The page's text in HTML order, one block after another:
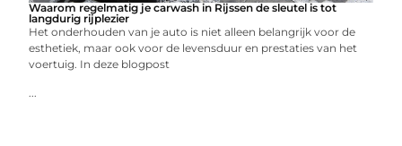
Waarom regelmatig je carwash in Rijssen de sleutel is tot
langdurig rijplezier
Het onderhouden van je auto is niet alleen belangrijk voor de
esthetiek, maar ook voor de levensduur en prestaties van het
voertuig. In deze blogpost
...